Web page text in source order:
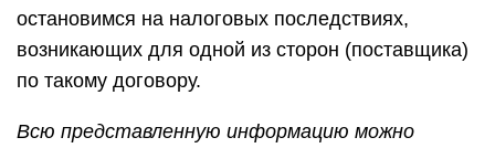
остановимся на налоговых последствиях,
возникающих для одной из сторон (поставщика)
по такому договору.
Всю представленную информацию можно